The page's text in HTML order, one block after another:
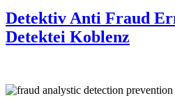
Detektiv Anti Fraud
Detektei Koblenz